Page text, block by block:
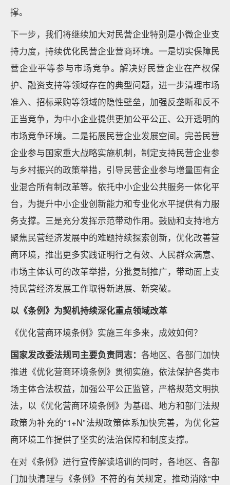
撑。
下一步，我们将继续加大对民营企业特别是小微企业支
持力度，持续优化民营企业营商环境。一是切实保障民
营企业平等参与市场竞争。解决好民营企业在产权保
护、融资支持等领域存在的典型问题，进一步清理市场
准入、招标采购等领域的隐性壁垒，加强反垄断和反不
正当竞争，为中小企业提供更加公平公正、公开透明的
市场竞争环境。二是拓展民营企业发展空间。完善民营
企业参与国家重大战略实施机制，制定支持民营企业参
与乡村振兴的政策举措，引导民营企业参与增量国有企
业混合所有制改革等。依托中小企业公共服务一体化平
台，为提升中小企业创新能力和专业化水平提供有力服
务支撑。三是充分发挥示范带动作用。鼓励和支持地方
聚焦民营经济发展中的难题持续探索创新，优化改善营
商环境，推出更多实践证明行之有效、人民群众满意、
市场主体认可的改革举措，分批复制推广，带动面上支
持民营经济发展工作取得新进展、新突破。
以《条例》为契机持续深化重点领域改革
《优化营商环境条例》实施三年多来，成效如何？
国家发改委法规司主要负责同志： 各地区、各部门加快
推进《优化营商环境条例》贯彻实施，依法保护各类市
场主体合法权益，加强公平公正监管，严格规范文明执
法，以《优化营商环境条例》为基础、地方和部门法规
政策为补充的“1+N”法规政策体系加快完善，为优化营
商环境工作提供了坚实的法治保障和制度支撑。
在对《条例》进行宣传解读培训的同时，各地区、各部
门加快清理与《条例》不符的有关规定，推动消除“中